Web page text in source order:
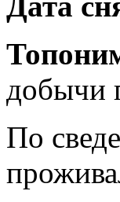
добычи
По